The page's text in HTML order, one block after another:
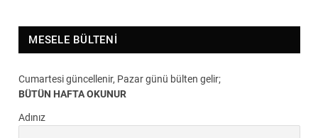
MESELE BÜLTENI
Cumartesi güncellenir, Pazar günü bülten gelir;
BÜTÜN HAFTA OKUNUR
Adınız